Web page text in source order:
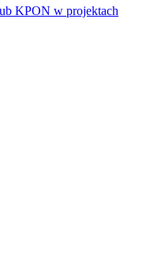
KPON w projektach